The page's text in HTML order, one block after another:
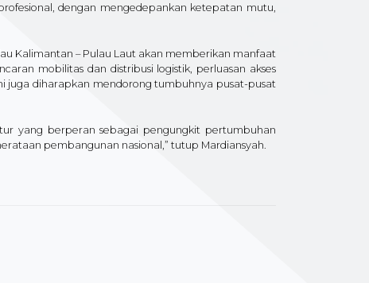
dengan mengedepankan ketepatan mutu,
Kalimantan – Pulau Laut akan memberikan manfaat
mobilitas dan distribusi logistik, perluasan akses
juga diharapkan mendorong tumbuhnya pusat-pusat
yang berperan sebagai pengungkit pertumbuhan
pembangunan nasional,” tutup Mardiansyah.